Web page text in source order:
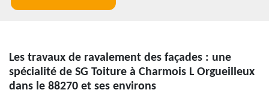
Les travaux de ravalement des façades : une
spécialité de SG Toiture à Charmois L Orgueilleux
dans le 88270 et ses environs